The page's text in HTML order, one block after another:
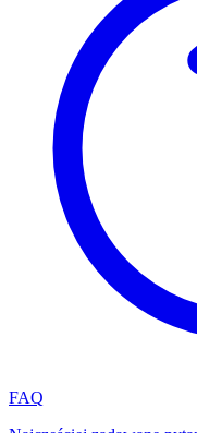
FAQ